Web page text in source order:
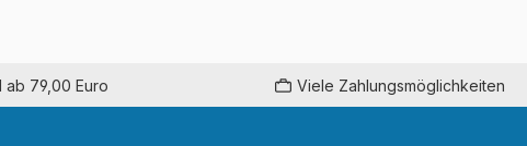
ab 79,00 Euro Viele Zahlungsmöglichkeiten